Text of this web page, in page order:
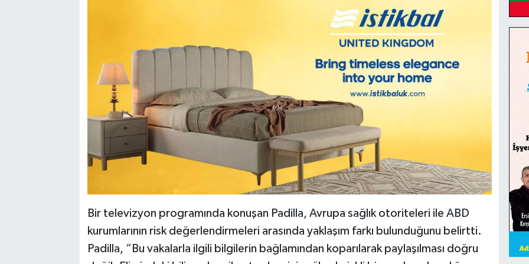
Bir televizyon programında konuşan Padilla, Avrupa sağlık otoriteleri ile ABD
kurumlarının risk değerlendirmeleri arasında yaklaşım farkı bulunduğunu belirtti.
Padilla, “Bu vakalarla ilgili bilgilerin bağlamından koparılarak paylaşılması doğru